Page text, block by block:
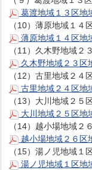
葛渡地域１３区地
（10）薄原地域１４
薄原地域１４区地
（11）久木野地域２
久木野地域２３
（12）古里地域２４
古里地域２４区地
（13）大川地域２５
大川地域２５区
（14）越小場地域２
越小場地域２６
（15）湯ノ児地域１
湯ノ児地域１区地